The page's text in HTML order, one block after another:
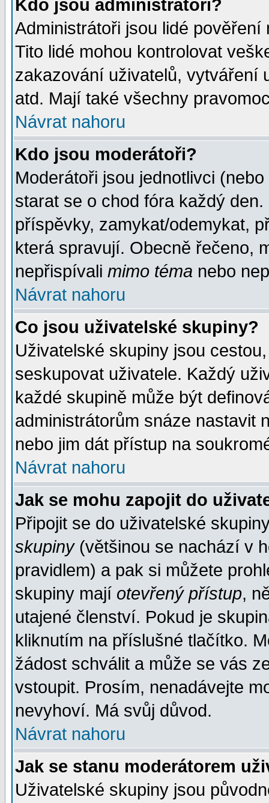
Kdo jsou administrátoři?
Administrátoři jsou lidé
Tito lidé mohou kontrolovat
zakazování uživatelů, vytváření
atd. Mají také všechny
Návrat nahoru
Kdo jsou moderátoři?
Moderátoři jsou jednotlivci
starat se o chod fóra každý
příspěvky, zamykat/odemykat,
která spravují. Obecně řečeno,
nepřispívali mimo téma nebo
Návrat nahoru
Co jsou uživatelské skupiny?
Uživatelské skupiny jsou
seskupovat uživatele. Každý
každé skupině může být
administrátorům snáze nastavit
nebo jim dát přístup na
Návrat nahoru
Jak se mohu zapojit do
Připojit se do uživatelské
skupiny(většinou se nachází v
pravidlem) a pak si můžete
skupiny mají otevřený přístup,
utajené členství. Pokud je
kliknutím na příslušné tlačítko.
žádost schválit a může se vás
vstoupit. Prosím, nenadávejte
nevyhoví. Má svůj důvod.
Návrat nahoru
Jak se stanu moderátorem
Uživatelské skupiny jsou